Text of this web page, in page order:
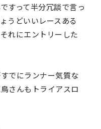
すって半分冗談で言っ
うどいいレースある
れにエントリーした
でにランナー気質な
さんもトライアスロ